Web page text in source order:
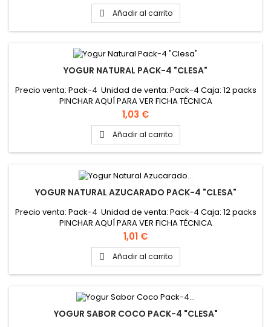
 Añadir al carrito
YOGUR NATURAL PACK-4 "CLESA"
Precio venta: Pack-4 Unidad de venta: Pack-4 Caja: 12 packs
PINCHAR AQUÍ PARA VER FICHA TÉCNICA
Precio
1,03 €
 Añadir al carrito
YOGUR NATURAL AZUCARADO PACK-4 "CLESA"
Precio venta: Pack-4 Unidad de venta: Pack-4 Caja: 12 packs
PINCHAR AQUÍ PARA VER FICHA TÉCNICA
Precio
1,01 €
 Añadir al carrito
YOGUR SABOR COCO PACK-4 "CLESA"